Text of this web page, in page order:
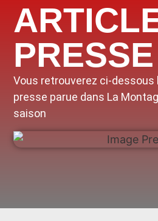
PRESSE
Vous retrouverez ci-dessous
presse parue dans La
saison